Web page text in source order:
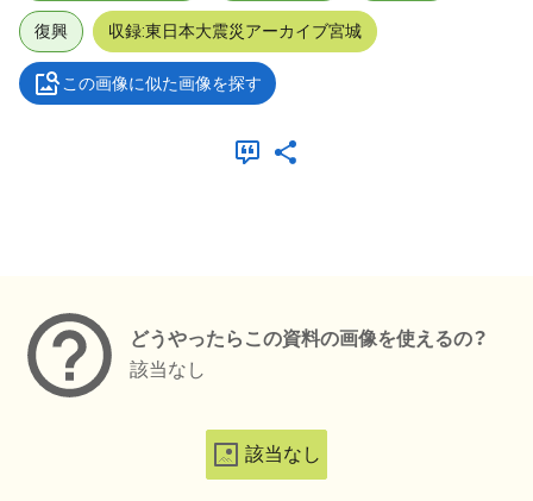
復興 収録:東日本大震災アーカイブ宮城
この画像に似た画像を探す
どうやったらこの資料の画像を使えるの？
該当なし
該当なし